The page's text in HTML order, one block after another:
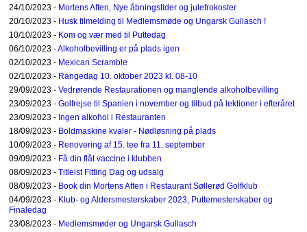
24/10/2023 - Mortens Aften, Nye åbningstider og julefrokoster
20/10/2023 - Husk tilmelding til Medlemsmøde og Ungarsk Gullasch !
10/10/2023 - Kom og vær med til Puttedag
06/10/2023 -Alkoholbevilling er på plads igen
02/10/2023 - Mexican Scramble
02/10/2023 - Rangedag 10. oktober 2023 kl. 08-10
29/09/2023 - Vedrørende Restaurationen og manglende alkoholbevilling
23/09/2023 - Golfrejse til Spanien i november og tilbud på lektioner i efteråret
23/09/2023 - Ingen alkohol i Restauranten
18/09/2023 - Boldmaskine kvaler - Nødløsning på plads
10/09/2023 - Renovering af 15. tee fra 11. september
09/09/2023 - Få din flåt vaccine i klubben
08/09/2023 - Titleist Fitting Dag og udsalg
08/09/2023 - Book din Mortens Aften i Restaurant Søllerød Golfklub
04/09/2023 - Klub- og Aldersmesterskaber 2023, Puttemesterskaber og
Finaledag
23/08/2023 - Medlemsmøder og Ungarsk Gullasch